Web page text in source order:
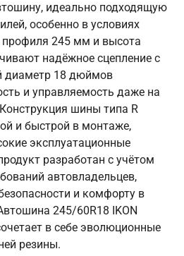
идеально подходящую
особенно в условиях
245 мм и высота
надёжное сцепление с
диаметр 18 дюймов
и управляемость даже на
шины типа R
и быстрой в монтаже,
эксплуатационные
разработан с учётом
автовладельцев,
и комфорту в
245/60R18 IKON
в себе эволюционные
резины.